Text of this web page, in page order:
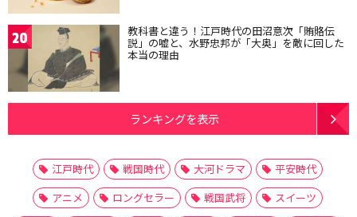
20 教科書と違う！江戸時代の田沼意次「賄賂伝
説」の嘘と、水野忠邦が「大奥」を敵に回した
本当の理由
ランキングを表示
江戸時代 戦国時代 大河ドラマ
平安時代
アニメ
ロングセラー 戦国武将
スイーツ